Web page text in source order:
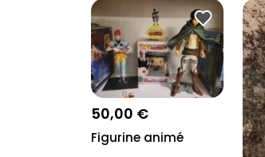
50,00 €
Figurine animé